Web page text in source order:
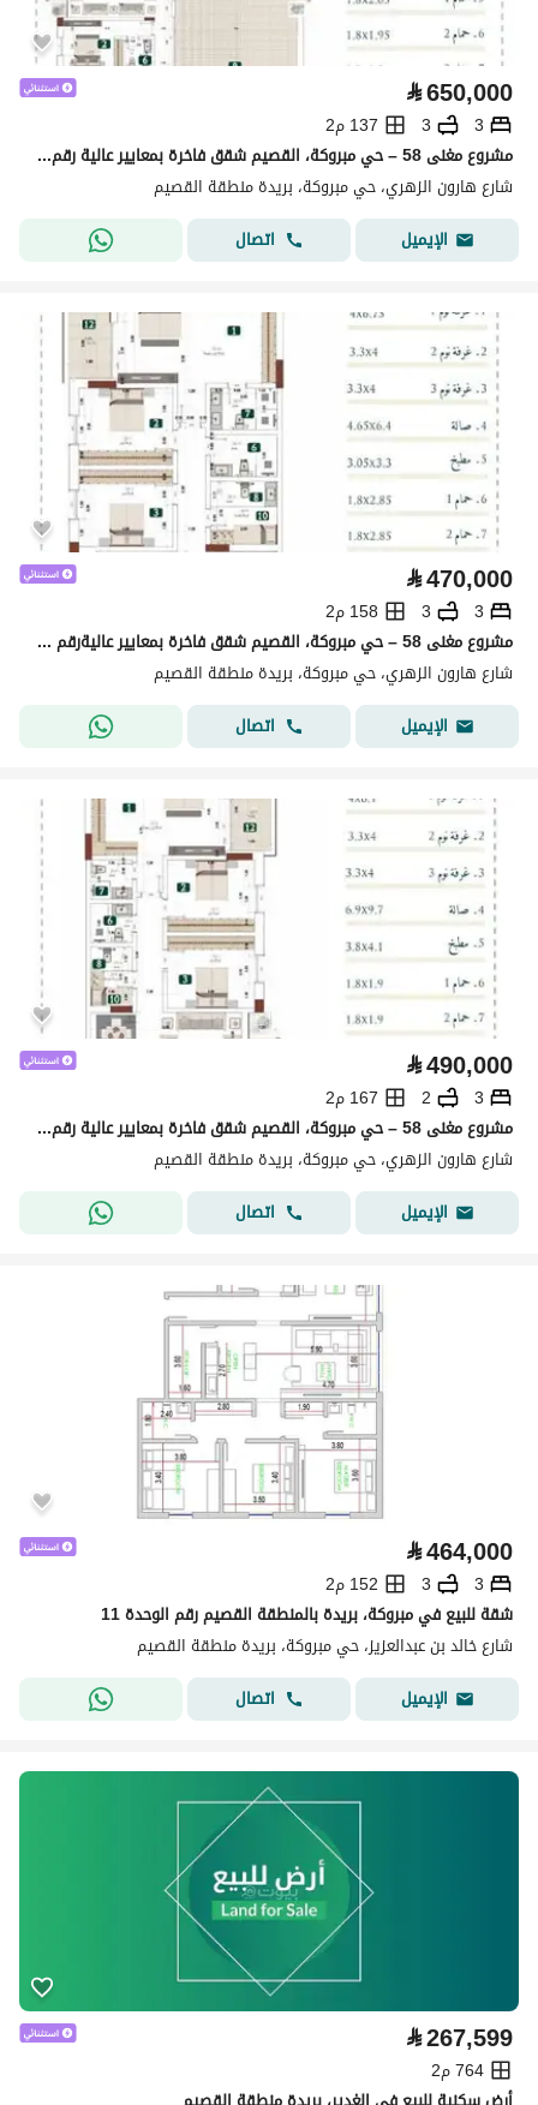
⃁650,000
3
3
137 م2
مشروع مغنى 58 – حي مبروكة، القصيم شقق فاخرة بمعايير عالية رقم الوحدة 46
شارع هارون الزهري، حي مبروكة، بريدة منطقة القصيم
الإيميل
اتصال
⃁470,000
3
3
158 م2
مشروع مغنى 58 – حي مبروكة، القصيم شقق فاخرة بمعايير عاليةرقم الوحدة 15
شارع هارون الزهري، حي مبروكة، بريدة منطقة القصيم
الإيميل
اتصال
⃁490,000
3
2
167 م2
مشروع مغنى 58 – حي مبروكة، القصيم شقق فاخرة بمعايير عالية رقم الوحدة 24
شارع هارون الزهري، حي مبروكة، بريدة منطقة القصيم
الإيميل
اتصال
⃁464,000
3
3
152 م2
شقة للبيع في مبروكة، بريدة بالمنطقة القصيم رقم الوحدة 11
شارع خالد بن عبدالعزيز، حي مبروكة، بريدة منطقة القصيم
الإيميل
اتصال
⃁267,599
764 م2